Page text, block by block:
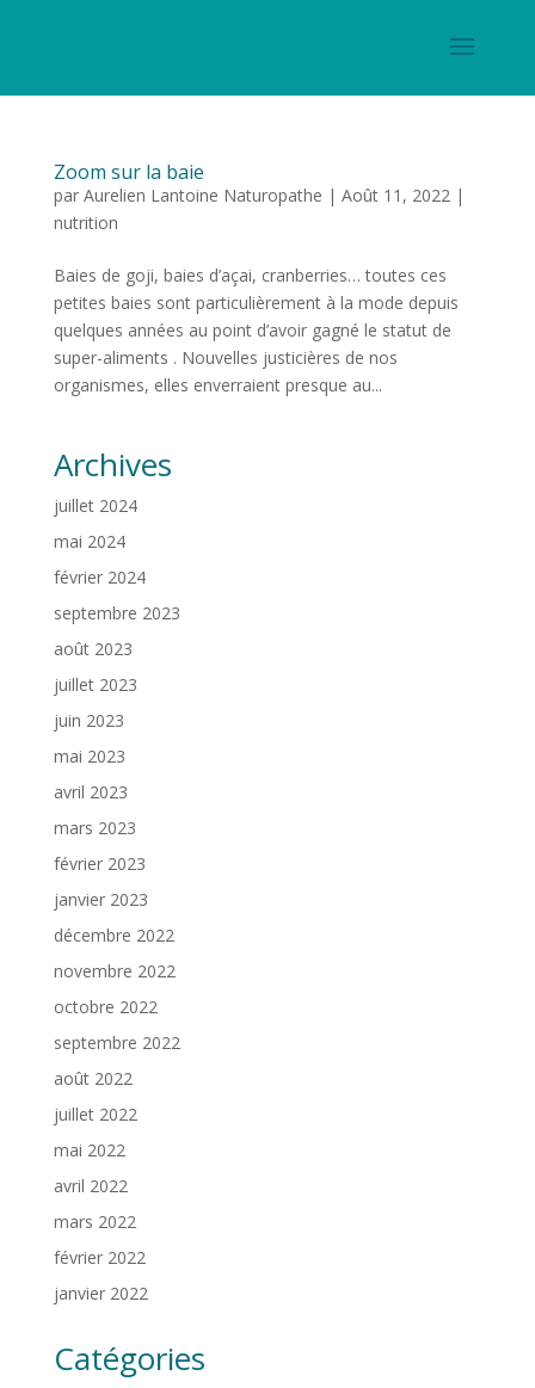
Zoom sur la baie
par Aurelien Lantoine Naturopathe | Août 11, 2022|
nutrition
Baies de goji, baies d’açai, cranberries… toutes ces
petites baies sont particulièrement à la mode depuis
quelques années au point d’avoir gagné le statut de
super-aliments . Nouvelles justicières de nos
organismes, elles enverraient presque au...
Archives
juillet 2024
mai 2024
février 2024
septembre 2023
août 2023
juillet 2023
juin 2023
mai 2023
avril 2023
mars 2023
février 2023
janvier 2023
décembre 2022
novembre 2022
octobre 2022
septembre 2022
août 2022
juillet 2022
mai 2022
avril 2022
mars 2022
février 2022
janvier 2022
Catégories